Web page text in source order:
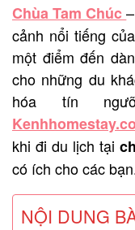
Chùa Tam Chúc
cảnh nổi tiếng
một điểm đến
cho những du
hóa tín
khi đi du lịch tại
có ích cho các
NỘI DUNG